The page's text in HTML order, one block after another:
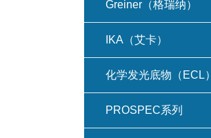
Greiner（格瑞纳）
IKA（艾卡）
化学发光底物（ECL）
PROSPEC系列